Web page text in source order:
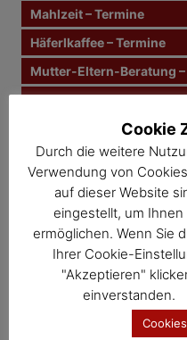
a
g
s
a
n
a
h
Mahlzeit – Termine
Häferlkaffee – Termine
Mutter-Eltern-Beratung –
Müll & Bauhof – Termine
Gesunde Gemeinde –
Kernland – Termine
Wosdawö – Termine
Jahresübersicht
Veranstaltungskalender
Cookie
Durch die weitere
Verwendung von
auf dieser Website
eingestellt, um
ermöglichen. Wenn Sie
Ihrer Cookie-
"Akzeptieren"
einverstanden.